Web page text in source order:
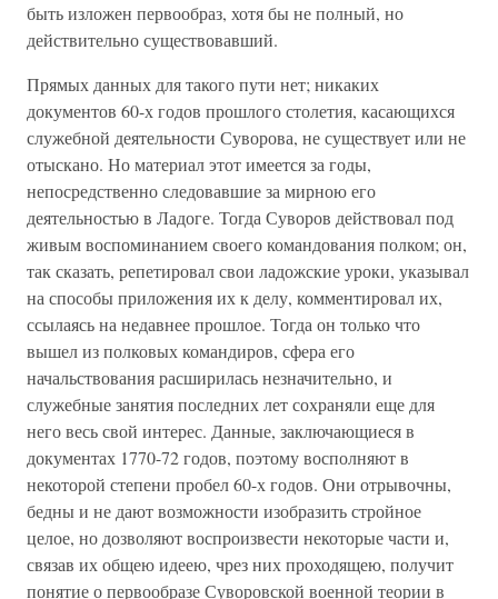
быть изложен первообраз, хотя бы не полный, но
действительно существовавший.
Прямых данных для такого пути нет; никаких
документов 60-х годов прошлого столетия, касающихся
служебной деятельности Суворова, не существует или не
отыскано. Но материал этот имеется за годы,
непосредственно следовавшие за мирною его
деятельностью в Ладоге. Тогда Суворов действовал под
живым воспоминанием своего командования полком; он,
так сказать, репетировал свои ладожские уроки, указывал
на способы приложения их к делу, комментировал их,
ссылаясь на недавнее прошлое. Тогда он только что
вышел из полковых командиров, сфера его
начальствования расширилась незначительно, и
служебные занятия последних лет сохраняли еще для
него весь свой интерес. Данные, заключающиеся в
документах 1770-72 годов, поэтому восполняют в
некоторой степени пробел 60-х годов. Они отрывочны,
бедны и не дают возможности изобразить стройное
целое, но дозволяют воспроизвести некоторые части и,
связав их общею идеею, чрез них проходящею, получит
понятие о первообразе Суворовской военной теории в